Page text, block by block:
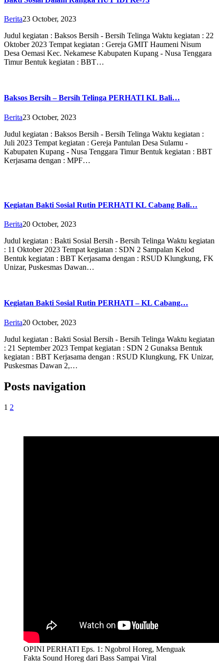
Berita23 October, 2023
Judul kegiatan : Baksos Bersih - Bersih Telinga Waktu kegiatan : 22
Oktober 2023 Tempat kegiatan : Gereja GMIT Haumeni Nisum
Desa Oemasi Kec. Nekamese Kabupaten Kupang - Nusa Tenggara
Timur Bentuk kegiatan : BBT…
Baksos Bersih – Bersih Telinga PERHATI KL Bali…
Berita23 October, 2023
Judul kegiatan : Baksos Bersih - Bersih Telinga Waktu kegiatan :
Juli 2023 Tempat kegiatan : Gereja Pantulan Desa Sulamu -
Kabupaten Kupang - Nusa Tenggara Timur Bentuk kegiatan : BBT
Kerjasama dengan : MPF…
Kegiatan Bakti Sosial Rutin PERHATI KL Cabang Bali…
Berita20 October, 2023
Judul kegiatan : Bakti Sosial Bersih - Bersih Telinga Waktu kegiatan
: 11 Oktober 2023 Tempat kegiatan : SDN 2 Sampalan Kelod
Bentuk kegiatan : BBT Kerjasama dengan : RSUD Klungkung, FK
Unizar, Puskesmas Dawan…
Kegiatan Bakti Sosial Rutin PERHATI – KL Cabang…
Berita20 October, 2023
Judul kegiatan : Bakti Sosial Bersih - Bersih Telinga Waktu kegiatan
: 21 September 2023 Tempat kegiatan : SDN 2 Gunaksa Bentuk
kegiatan : BBT Kerjasama dengan : RSUD Klungkung, FK Unizar,
Puskesmas Dawan 2,…
Posts navigation
1 2
OPINI PERHATI Eps. 1: Ngobrol Horeg, Menguak
Fakta Sound Horeg dari Bass Sampai Viral